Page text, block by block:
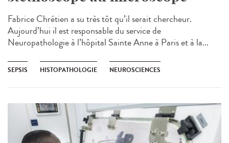
Fabrice Chrétien a su très tôt qu’il serait chercheur.
Aujourd’hui il est responsable du service de
Neuropathologie à l’hôpital Sainte Anne à Paris​ et à la...
SEPSIS HISTOPATHOLOGIE NEUROSCIENCES